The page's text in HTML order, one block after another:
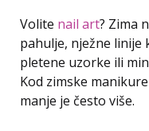
Volite nail art? Zima
pahulje, nježne linije
pletene uzorke ili
Kod zimske
manje je često više.